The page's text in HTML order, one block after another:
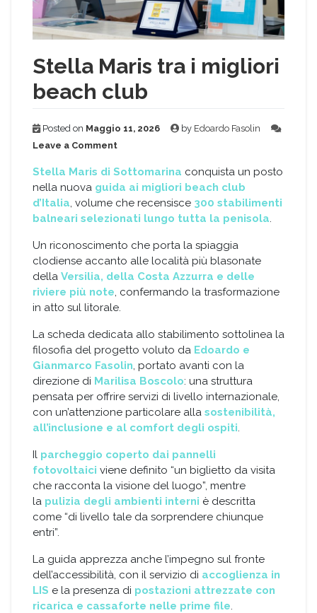
Stella Maris tra i migliori
beach club
Posted on Maggio 11, 2026 by Edoardo Fasolin
Leave a Comment
Maris
tra
migliori
beach
Stella Maris di Sottomarina conquista un posto
nella nuova guida ai migliori beach club
d’Italia, volume che recensisce 300 stabilimenti
balneari selezionati lungo tutta la penisola.
Un riconoscimento che porta la spiaggia
clodiense accanto alle località più blasonate
della Versilia, della Costa Azzurra e delle
riviere più note, confermando la trasformazione
in atto sul litorale.
La scheda dedicata allo stabilimento sottolinea la
filosofia del progetto voluto da Edoardo e
Gianmarco Fasolin, portato avanti con la
direzione di Marilisa Boscolo: una struttura
pensata per offrire servizi di livello internazionale,
con un’attenzione particolare alla sostenibilità,
all’inclusione e al comfort degli ospiti.
Il parcheggio coperto dai pannelli
fotovoltaici viene definito “un biglietto da visita
che racconta la visione del luogo”, mentre
la pulizia degli ambienti interni è descritta
come “di livello tale da sorprendere chiunque
entri”.
La guida apprezza anche l’impegno sul fronte
dell’accessibilità, con il servizio di accoglienza in
LIS e la presenza di postazioni attrezzate con
ricarica e cassaforte nelle prime file.